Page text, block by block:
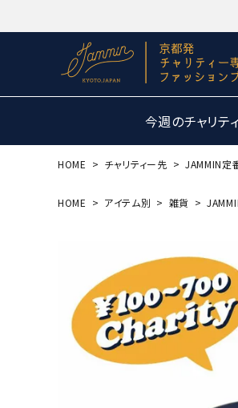
今週のチャリテ
HOME チャリティー先 JAMMIN定
HOME アイテム別 雑貨